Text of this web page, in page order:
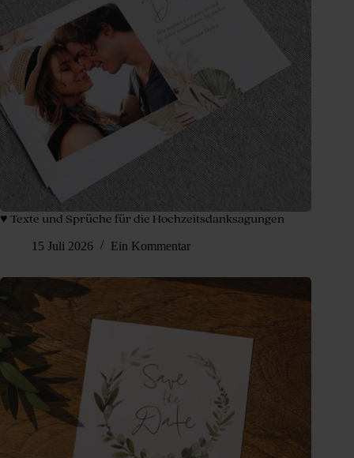
♥ Texte und Sprüche für die Hochzeitsdanksagungen
15 Juli 2026
Ein Kommentar